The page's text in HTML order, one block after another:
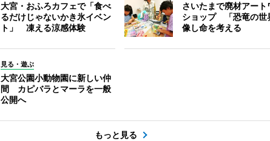
大宮・おふろカフェで「食べ
るだけじゃないかき氷イベン
ト」 凍える涼感体験
さいたまで廃材アート
ショップ 「恐竜の世
像し命を考える
見る・遊ぶ
大宮公園小動物園に新しい仲
間 カピバラとマーラを一般
公開へ
もっと見る